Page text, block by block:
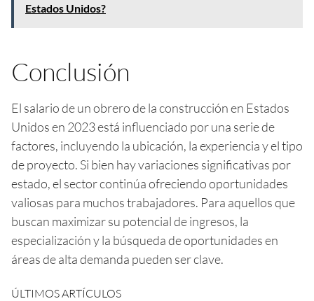
Estados Unidos?
Conclusión
El salario de un obrero de la construcción en Estados
Unidos en 2023 está influenciado por una serie de
factores, incluyendo la ubicación, la experiencia y el tipo
de proyecto. Si bien hay variaciones significativas por
estado, el sector continúa ofreciendo oportunidades
valiosas para muchos trabajadores. Para aquellos que
buscan maximizar su potencial de ingresos, la
especialización y la búsqueda de oportunidades en
áreas de alta demanda pueden ser clave.
ÚLTIMOS ARTÍCULOS